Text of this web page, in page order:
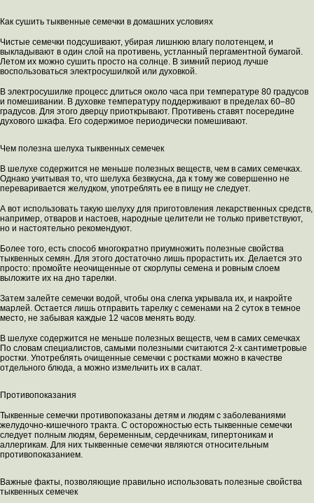
Как сушить тыквенные семечки в домашних условиях
Чистые семечки подсушивают, убирая лишнюю влагу полотенцем, и
выкладывают в один слой на противень, устланный пергаментной бумагой.
Летом их можно сушить просто на солнце. В зимний период лучше
воспользоваться электросушилкой или духовкой.
В электросушилке процесс длиться около часа при температуре 80 градусов
и помешивании. В духовке температуру поддерживают в пределах 60–80
градусов. Для этого дверцу приоткрывают. Противень ставят посередине
духового шкафа. Его содержимое периодически помешивают.
Чем полезна шелуха тыквенных семечек
В шелухе содержится не меньше полезных веществ, чем в самих семечках.
Однако учитывая то, что шелуха безвкусна, да к тому же совершенно не
переваривается желудком, употреблять ее в пищу не следует.
А вот использовать такую шелуху для приготовления лекарственных средств,
например, отваров и настоев, народные целители не только приветствуют,
но и настоятельно рекомендуют.
Более того, есть способ многократно приумножить полезные свойства
тыквенных семян. Для этого достаточно лишь прорастить их. Делается это
просто: промойте неочищенные от скорлупы семена и ровным слоем
выложите их на дно тарелки.
Затем залейте семечки водой, чтобы она слегка укрывала их, и накройте
марлей. Остается лишь отправить тарелку с семенами на 2 суток в темное
место, не забывая каждые 12 часов менять воду.
В шелухе содержится не меньше полезных веществ, чем в самих семечках
По словам специалистов, самыми полезными считаются 2-х сантиметровые
ростки. Употреблять очищенные семечки с ростками можно в качестве
отдельного блюда, а можно измельчить их в салат.
Противопоказания
Тыквенные семечки противопоказаны детям и людям с заболеваниями
желудочно-кишечного тракта. С осторожностью есть тыквенные семечки
следует полным людям, беременным, сердечникам, гипертоникам и
аллергикам. Для них тыквенные семечки являются относительным
противопоказанием.
Важные факты, позволяющие правильно использовать полезные свойства
тыквенных семечек